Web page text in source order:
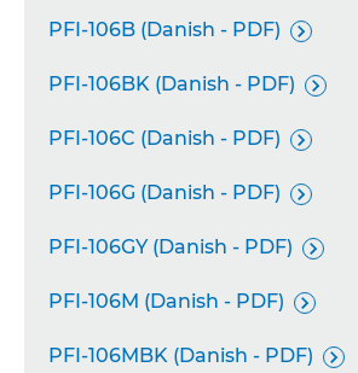
PFI-106B (Danish - PDF) 
PFI-106BK (Danish - PDF) 
PFI-106C (Danish - PDF) 
PFI-106G (Danish - PDF) 
PFI-106GY (Danish - PDF) 
PFI-106M (Danish - PDF) 
PFI-106MBK (Danish - PDF) 